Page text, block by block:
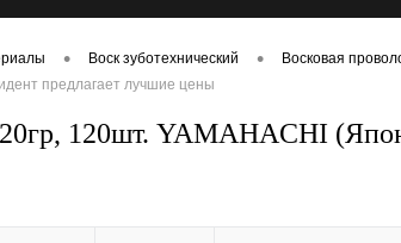
• Воск зуботехнический • Восковая
предлагает лучшие цены
120шт. YAMAHACHI